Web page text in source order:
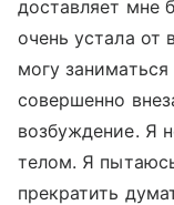
доставляет мне
очень устала от
могу
совершенно
возбуждение. Я
телом. Я
прекратить